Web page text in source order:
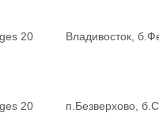
20 Владивосток,
20 п.Безверхово,